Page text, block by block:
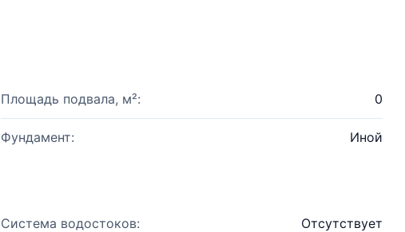
Площадь подвала, м²: 0
Фундамент: Иной
Система водостоков: Отсутствует